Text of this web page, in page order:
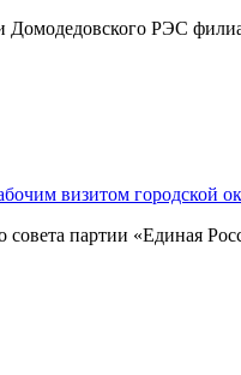
Домодедовского РЭС
визитом городской
партии «Единая